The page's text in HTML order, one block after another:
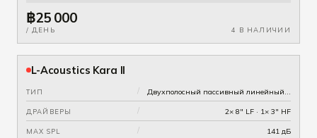
฿25 000
/ ДЕНЬ 4 В НАЛИЧИИ
L-Acoustics Kara II
ТИП /
ДРАЙВЕРЫ / 2× 8" LF · 1× 3" HF
MAX SPL / 141 дБ